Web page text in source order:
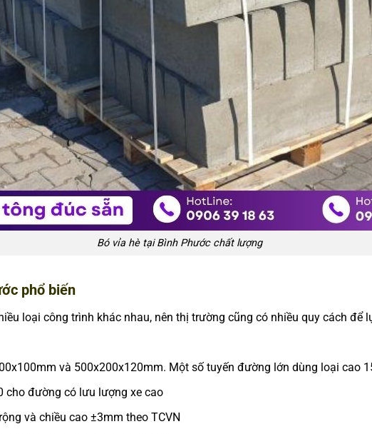
Bó vỉa hè tại Bình Phước chất lượng
phổ biến
loại công trình khác nhau, nên thị trường cũng có nhiều quy cách để
và 500x200x120mm. Một số tuyến đường lớn dùng loại cao
cho đường có lưu lượng xe cao
và chiều cao ±3mm theo TCVN